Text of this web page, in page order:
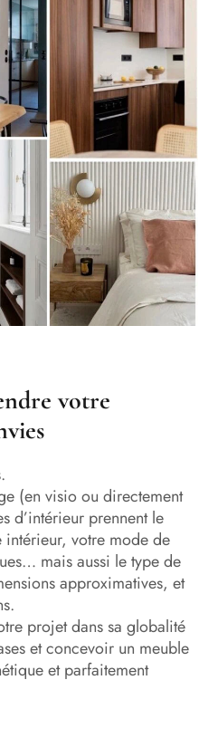
votre
(en visio ou directement
d’intérieur prennent le
votre mode de
mais aussi le type de
approximatives, et
projet dans sa globalité
et concevoir un meuble
et parfaitement